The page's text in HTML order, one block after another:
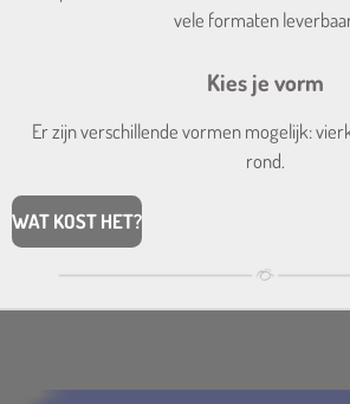
vele formaten
Kies je vorm
Er zijn verschillende vormen mogelijk:
rond.
WAT KOST HET?